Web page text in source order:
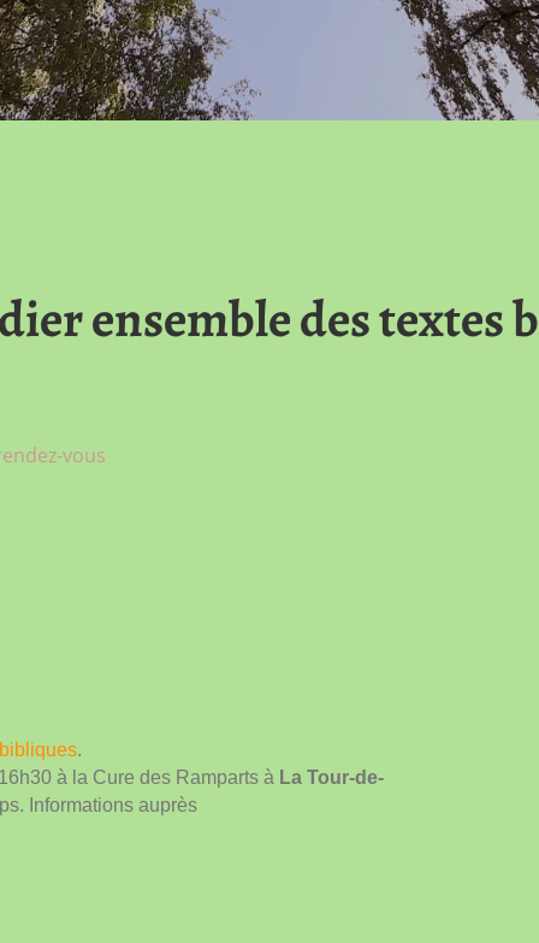
ensemble des textes
vous
.
à la Cure des Ramparts à La Tour-de-
Informations auprès